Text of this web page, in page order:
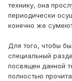
технику, она
периодически
конечно же
Для того, чтобы
специальный
посвящен данной
полностью